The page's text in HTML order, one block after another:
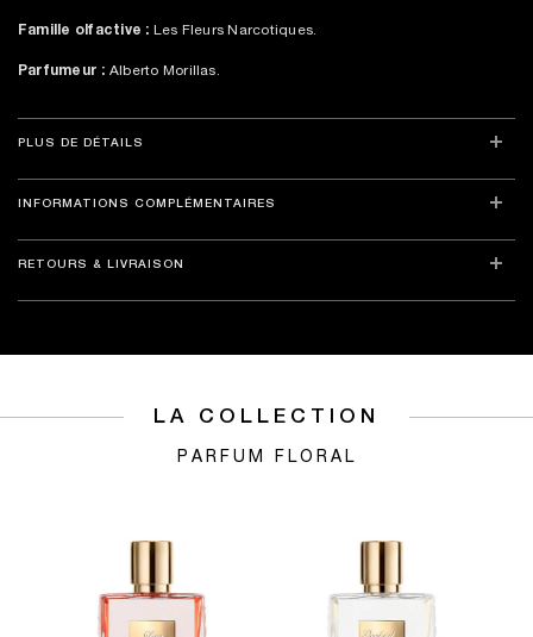
Famille olfactive : Les Fleurs Narcotiques.
Parfumeur : Alberto Morillas.
PLUS DE DÉTAILS
INFORMATIONS COMPLÉMENTAIRES
RETOURS & LIVRAISON
LA COLLECTION
PARFUM FLORAL